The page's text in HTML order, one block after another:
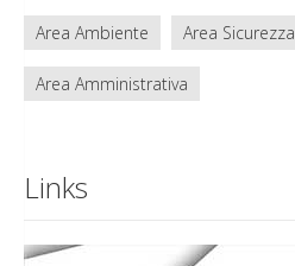
Area Ambiente Area Sicurezza
Area Amministrativa
Links